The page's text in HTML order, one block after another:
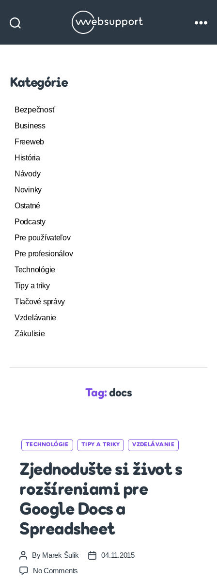
Websupport
Kategórie
Bezpečnosť
Business
Freeweb
História
Návody
Novinky
Ostatné
Podcasty
Pre používateľov
Pre profesionálov
Technológie
Tipy a triky
Tlačové správy
Vzdelávanie
Zákulisie
Tag: docs
Categories
TECHNOLÓGIE TIPY A TRIKY VZDELÁVANIE
Zjednodušte si život s
rozšíreniami pre
Google Docs a
Spreadsheet
Post
author
By Marek Šulik
Post04.11.2015
No Comments